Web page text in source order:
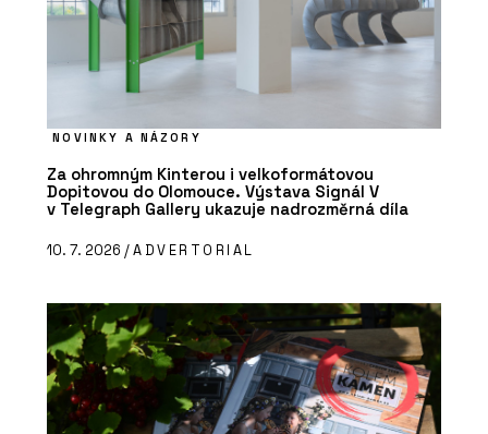
NOVINKY A NÁZORY
Za ohromným Kinterou i velkoformátovou
Dopitovou do Olomouce. Výstava Signál V
v Telegraph Gallery ukazuje nadrozměrná díla
10. 7. 2026 /ADVERTORIAL